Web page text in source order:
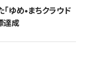
ゆめ•まちクラウド
達成